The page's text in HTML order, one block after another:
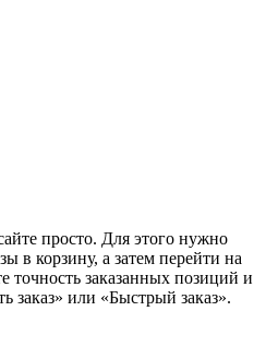
просто. Для этого нужно
в корзину, а затем перейти на
точность заказанных позиций и
или «Быстрый заказ».